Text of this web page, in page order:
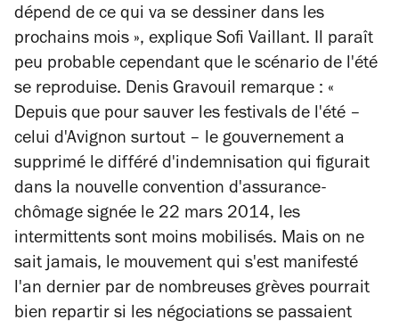
dépend de ce qui va se dessiner dans les
prochains mois », explique Sofi Vaillant. Il paraît
peu probable cependant que le scénario de l'été
se reproduise. Denis Gravouil remarque : «
Depuis que pour sauver les festivals de l'été –
celui d'Avignon surtout – le gouvernement a
supprimé le différé d'indemnisation qui figurait
dans la nouvelle convention d'assurance-
chômage signée le 22 mars 2014, les
intermittents sont moins mobilisés. Mais on ne
sait jamais, le mouvement qui s'est manifesté
l'an dernier par de nombreuses grèves pourrait
bien repartir si les négociations se passaient